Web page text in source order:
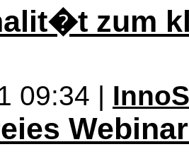
zum
09:34 |